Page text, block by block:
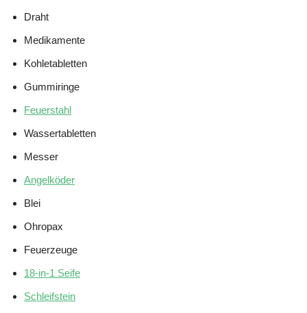
Draht
Medikamente
Kohletabletten
Gummiringe
Feuerstahl
Wassertabletten
Messer
Angelköder
Blei
Ohropax
Feuerzeuge
18-in-1 Seife
Schleifstein